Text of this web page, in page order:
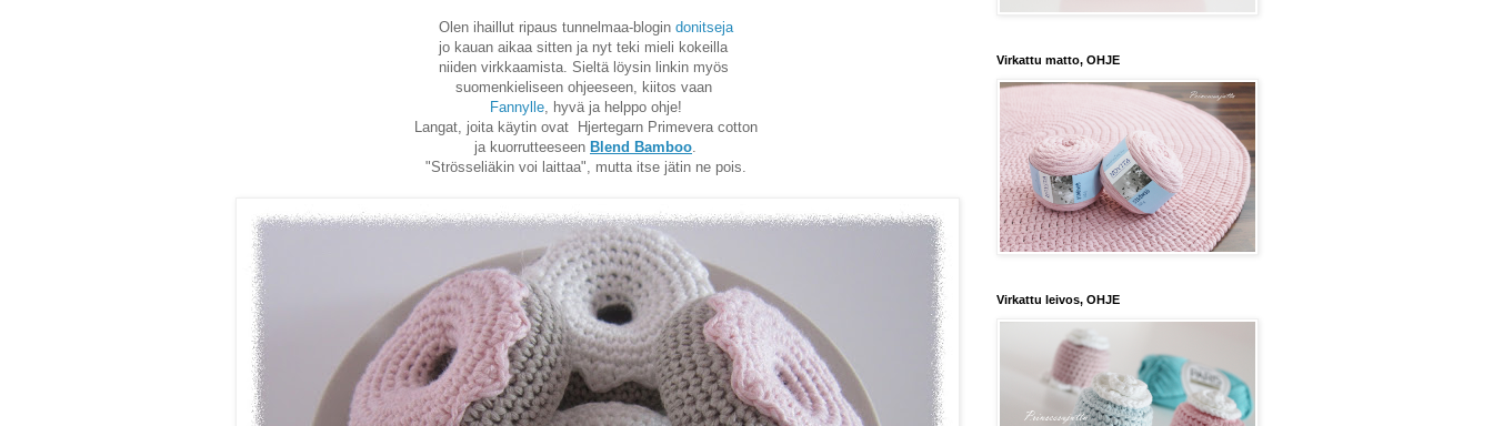
Olen ihaillut ripaus tunnelmaa-blogindonitseja
jo kauan aikaa sitten ja nyt teki mieli kokeilla
niiden virkkaamista. Sieltä löysin linkin myös
suomenkieliseen ohjeeseen, kiitos vaan
Fannylle, hyvä ja helppo ohje!
Langat, joita käytin ovat Hjertegarn Primevera cotton
ja kuorrutteeseen Blend Bamboo.
"Strösseliäkin voi laittaa", mutta itse jätin ne pois.
Virkattu matto, OHJE
Virkattu leivos, OHJE